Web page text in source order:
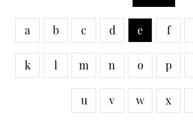
a b c d e f
k l m n o p
u v w x